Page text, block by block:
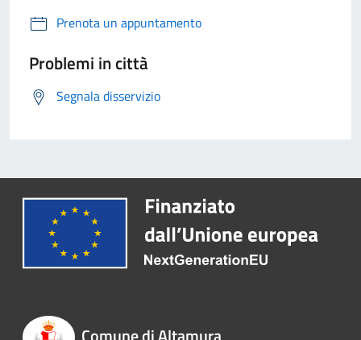
Prenota un appuntamento
Problemi in città
Segnala disservizio